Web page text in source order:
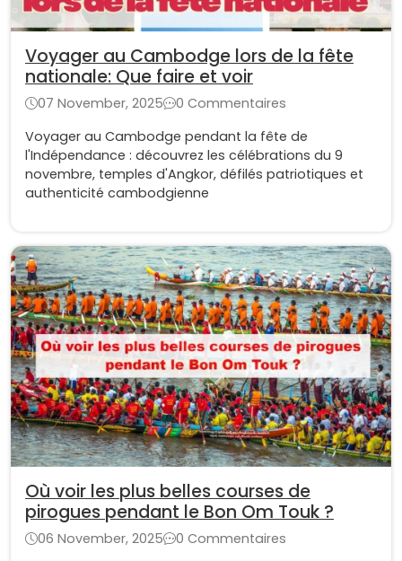
Voyager au Cambodge lors de la fête
nationale: Que faire et voir
07 November, 2025
0 Commentaires
Voyager au Cambodge pendant la fête de
l'Indépendance : découvrez les célébrations du 9
novembre, temples d'Angkor, défilés patriotiques et
authenticité cambodgienne
Où voir les plus belles courses de
pirogues pendant le Bon Om Touk ?
06 November, 2025
0 Commentaires